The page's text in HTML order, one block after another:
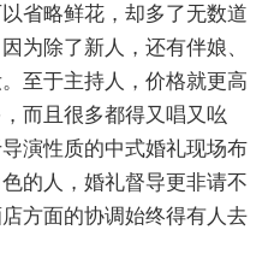
省略鲜花，却多了无数道
为除了新人，还有伴娘、
至于主持人，价格就更高
而且很多都得又唱又吆
演性质的中式婚礼现场布
的人，婚礼督导更非请不
方面的协调始终得有人去